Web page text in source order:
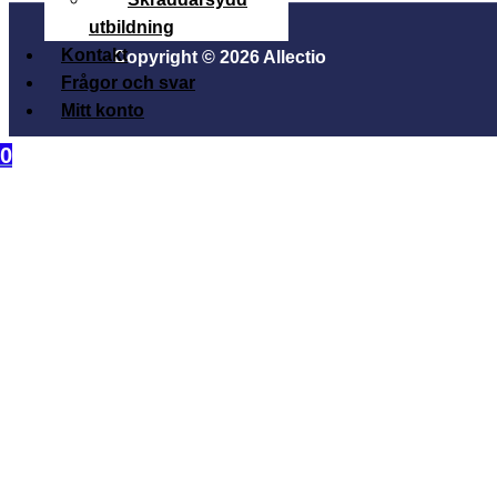
utbildning
Kontakt
Frågor och svar
Mitt konto
0
Copyright © 2026 Allectio